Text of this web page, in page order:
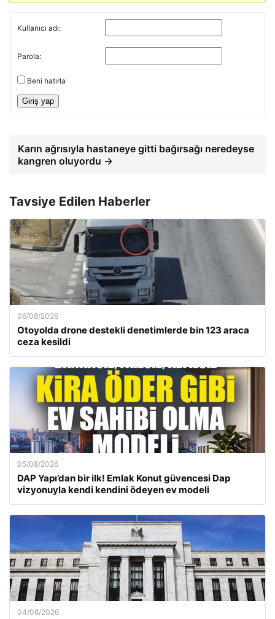
Kullanıcı adı:
Parola:
Beni hatırla
Giriş yap
Karın ağrısıyla hastaneye gitti bağırsağı neredeyse
kangren oluyordu →
Tavsiye Edilen Haberler
06/08/2026
Otoyolda drone destekli denetimlerde bin 123 araca
ceza kesildi
05/08/2026
DAP Yapı’dan bir ilk! Emlak Konut güvencesi Dap
vizyonuyla kendi kendini ödeyen ev modeli
04/08/2026